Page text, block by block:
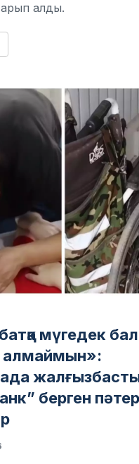
алды.
мүгедек
алмаймын»:
берген